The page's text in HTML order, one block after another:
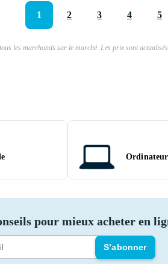
1 2 3 4 5
les marchands sur le marché. Les prix sont
pour mieux acheter en
S’abonner